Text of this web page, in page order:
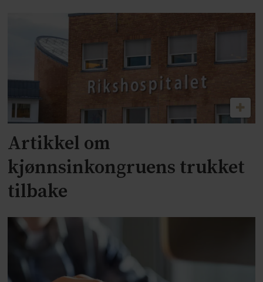
Artikkel om
kjønnsinkongruens trukket
tilbake